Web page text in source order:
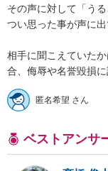
その声に対して「う
つい思った事が声に出
相手に聞こえていた
合、侮辱や名誉毀損
匿名希望 さん
ベストアンサ